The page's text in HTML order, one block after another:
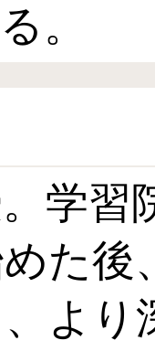
。
学習
た後
より